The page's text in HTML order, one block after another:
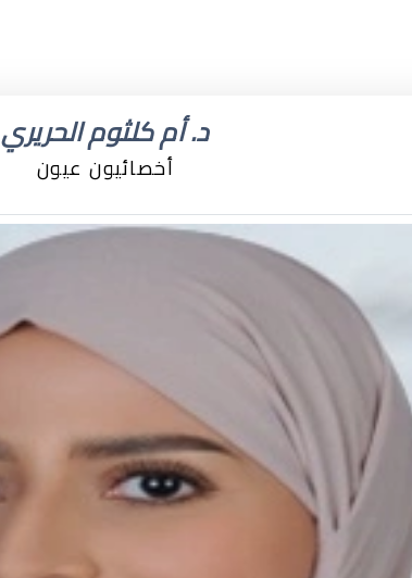
د. أم كلثوم الحريري
أخصائيون عيون